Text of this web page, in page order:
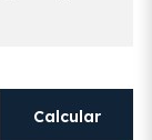
Calcular